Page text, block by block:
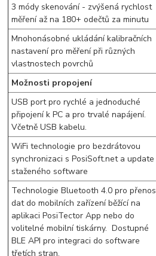
3 módy skenování - zvýšená rychlost
měření až na 180+ odečtů za minutu
Mnohonásobné ukládání kalibračních
nastavení pro měření při různých
vlastnostech povrchů
Možnosti propojení
USB port pro rychlé a jednoduché
připojení k PC a pro trvalé napájení.
Včetně USB kabelu.
WiFi technologie pro bezdrátovou
synchronizaci s PosiSoft.net a update
staženého software
Technologie Bluetooth 4.0 pro přenos
dat do mobilních zařízení běžící na
aplikaci PosiTector App nebo do
volitelné mobilní tiskárny. Dostupné
BLE API pro integraci do software
třetích stran.